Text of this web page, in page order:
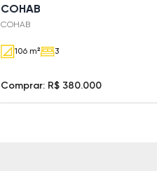
COHAB
COHAB
106 m² 3
Comprar: R$ 380.000